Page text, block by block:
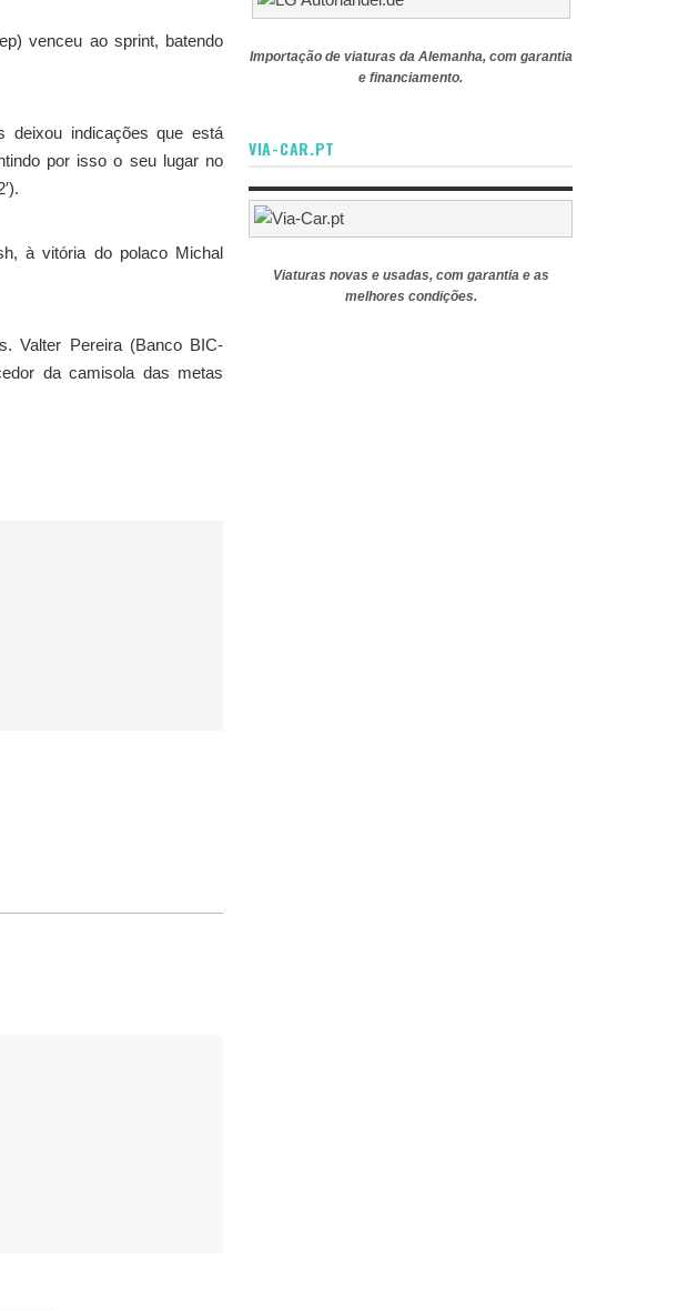
venceu ao sprint, batendo
deixou indicações que está
por isso o seu lugar no
à vitória do polaco Michal
Valter Pereira (Banco BIC-
da camisola das metas
Importação de viaturas da Alemanha, com garantia
e financiamento.
VIA-CAR.PT
Viaturas novas e usadas, com garantia e as
melhores condições.